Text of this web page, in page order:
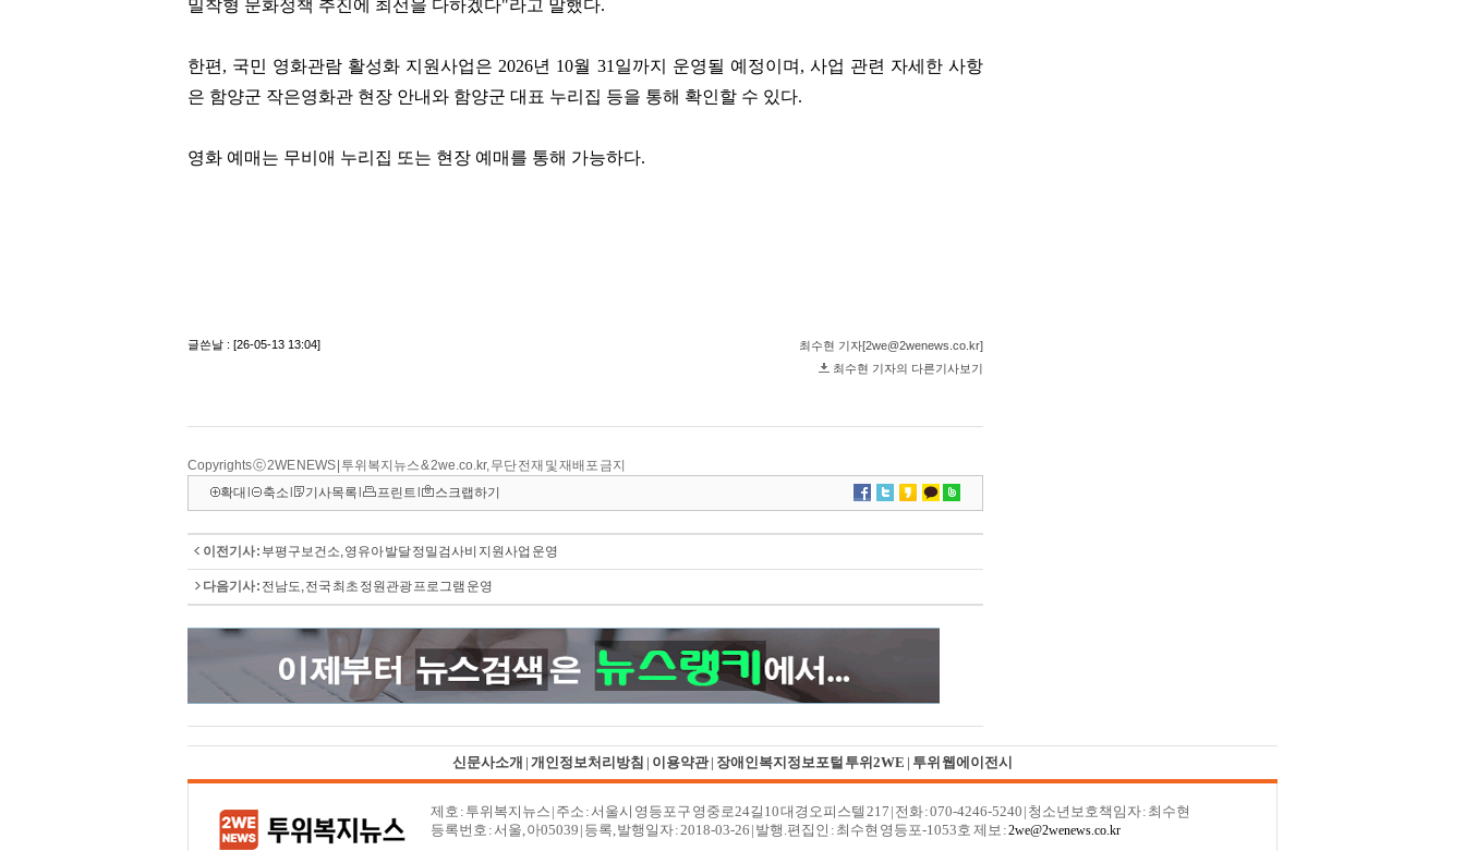
Copyrights ⓒ 2WE NEWS | 투위복지뉴스 & 2we.co.kr, 무단 전재 및 재배포 금지
확대
축소 기사목록 프린트 스크랩하기
이전기사 : 부평구보건소, 영유아 발달 정밀검사비 지원사업 운영
다음기사 : 전남도, 전국 최초 정원관광 프로그램 운영
신문사소개 |개인정보처리방침 | 이용약관| 장애인복지정보포털 투위2WE | 투위 웹에이전시
제호 : 투위복지뉴스 | 주소 : 서울시 영등포구 영중로24길10 대경오피스텔 217 | 전화 : 070-4246-5240 | 청소년보호책임자 : 최수현
등록번호 : 서울, 아05039 | 등록, 발행일자 : 2018-03-26 | 발행.편집인 : 최수현 영등포-1053호 제보 :2we@2wenews.co.kr